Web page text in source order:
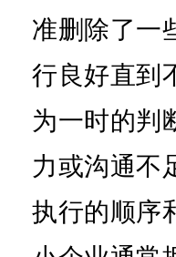
准删除了一
行良好直到
为一时的判
力或沟通不
执行的顺序